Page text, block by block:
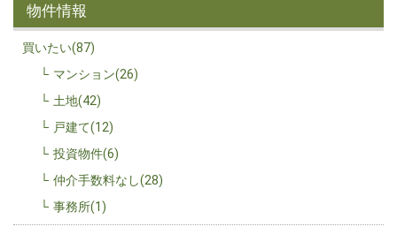
物件情報
買いたい(87)
マンション(26)
土地(42)
戸建て(12)
投資物件(6)
仲介手数料なし(28)
事務所(1)